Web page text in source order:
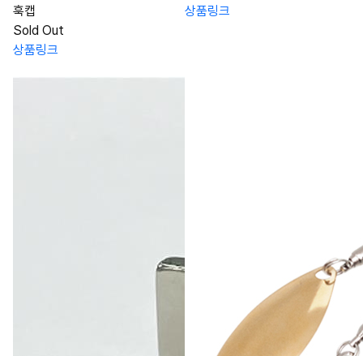
훅캡
Sold Out
상품링크
상품링크